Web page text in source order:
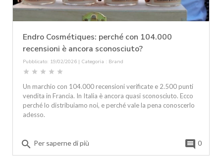
Endro Cosmétiques: perché con 104.000
recensioni è ancora sconosciuto?
Pubblicato: 19/02/2026 | Categoria : Brand
star star star star star
Un marchio con 104.000 recensioni verificate e 2.500 punti
vendita in Francia. In Italia è ancora quasi sconosciuto. Ecco
perché lo distribuiamo noi, e perché vale la pena conoscerlo
adesso.
search Per saperne di più comment 0